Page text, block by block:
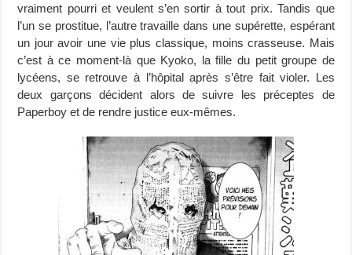
vraiment pourri et veulent s’en sortir à tout prix. Tandis que
l’un se prostitue, l’autre travaille dans une supérette, espérant
un jour avoir une vie plus classique, moins crasseuse. Mais
c’est à ce moment-là que Kyoko, la fille du petit groupe de
lycéens, se retrouve à l’hôpital après s’être fait violer. Les
deux garçons décident alors de suivre les préceptes de
Paperboy et de rendre justice eux-mêmes.